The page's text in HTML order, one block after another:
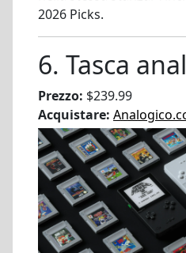
2026 Picks.
6. Tasca
Prezzo: $239.99
Acquistare: